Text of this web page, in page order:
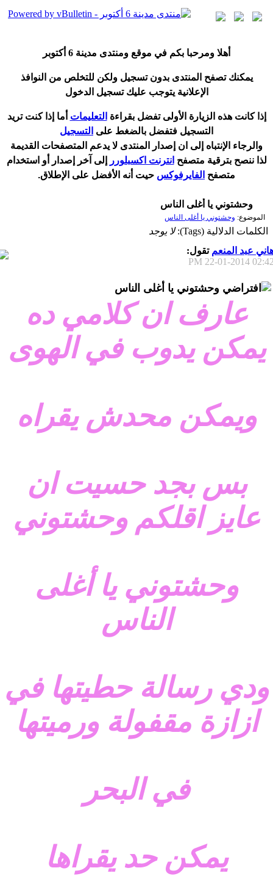
هلا ومرحبا بكم في موقع ومنتدى مدينة 6 أكتوبر
يمكنك تصفح المنتدى بدون تسجيل ولكن للتخلص من النوافذ
الإعلانية يتوجب عليك تسجيل الدخول
إذا كانت هذه الزيارة الأولى تفضل بقراءة التعليمات ما إذا كنت تريد
التسجيل فتفضل بالضغط على التسجيل
والرجاء الإنتباه إلى ان إصدار المنتدى لا يدعم المتصفحات القديمة
لذا ننصح بترقية متصفح انترنت اكسبلورر إلى آخر إصدار أو استخدام
متصفح الفايرفوكس حيت نه الأفضل على الإطلاق.
وحشتوني يا أغلى الناس
الموضوع: وحشتوني يا أغلى الناس
الكلمات الدلالية (Tags):
لا يوجد
عبد المنعم تقول:
22-01-2014 02:42
وحشتوني يا أغلى الناس
عارف ان كلامي ده
يمكن يدوب في الهوى
ويمكن محدش يقراه
بس بجد حسيت ان
عايز اقلكم وحشتوني
وحشتوني يا أغلى
الناس
ودي رسالة حطيتها في
ازازة مقفولة ورميتها
في البحر
يمكن حد يقراها